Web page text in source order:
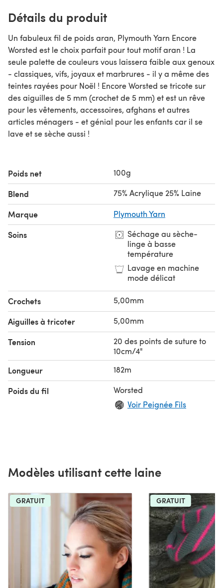
Détails du produit
Un fabuleux fil de poids aran, Plymouth Yarn Encore
Worsted est le choix parfait pour tout motif aran ! La
seule palette de couleurs vous laissera faible aux genoux
- classiques, vifs, joyaux et marbrures - il y a même des
teintes rayées pour Noël ! Encore Worsted se tricote sur
des aiguilles de 5 mm (crochet de 5 mm) et est un rêve
pour les vêtements, accessoires, afghans et autres
articles ménagers - et génial pour les enfants car il se
lave et se sèche aussi !
Poids net 100g
Blend 75% Acrylique 25% Laine
Marque Plymouth Yarn
Soins
Séchage au sèche-
linge à basse
température
Lavage en machine
mode délicat
Crochets 5,00mm
Aiguilles à tricoter 5,00mm
Tension
20 des points de suture to
10cm/4"
Longueur 182m
Poids du fil
Worsted
Voir Peignée Fils
Modèles utilisant cette laine
GRATUIT GRATUIT